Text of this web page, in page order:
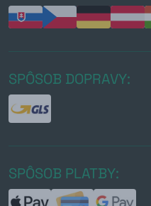
SPÔSOB DOPRAVY:
SPÔSOB PLATBY: